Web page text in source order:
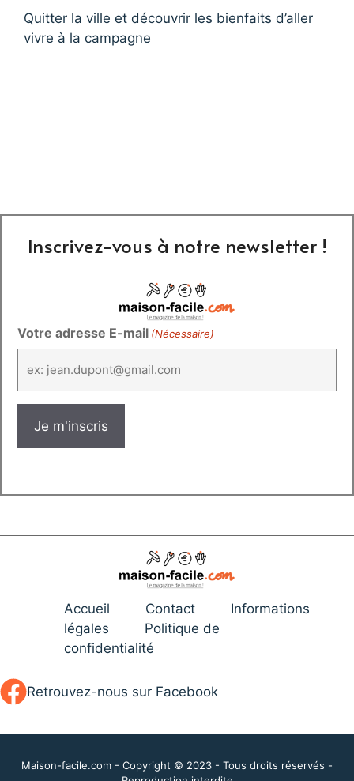
Quitter la ville et découvrir les bienfaits d’aller
vivre à la campagne
Inscrivez-vous à notre newsletter !
Votre adresse E-mail (Nécessaire)
Accueil Contact
Informations
légales
Politique de
confidentialité
Retrouvez-nous sur Facebook
Maison-facile.com - Copyright © 2023 - Tous droits réservés -